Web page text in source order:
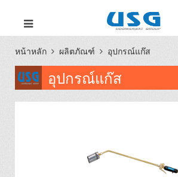
หน้าหลัก ผลิตภัณฑ์ อุปกรณ์แก๊ส
อุปกรณ์แก๊ส